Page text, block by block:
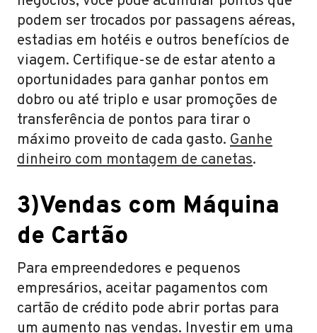
podem ser trocados por passagens aéreas,
estadias em hotéis e outros benefícios de
viagem. Certifique-se de estar atento a
oportunidades para ganhar pontos em
dobro ou até triplo e usar promoções de
transferência de pontos para tirar o
máximo proveito de cada gasto. Ganhe
dinheiro com montagem de canetas.
3)Vendas com Máquina
de Cartão
Para empreendedores e pequenos
empresários, aceitar pagamentos com
cartão de crédito pode abrir portas para
um aumento nas vendas. Investir em uma